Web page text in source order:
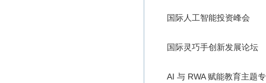
国际人工智能投资峰会
国际灵巧手创新发展论坛
AI 与 RWA 赋能教育主题